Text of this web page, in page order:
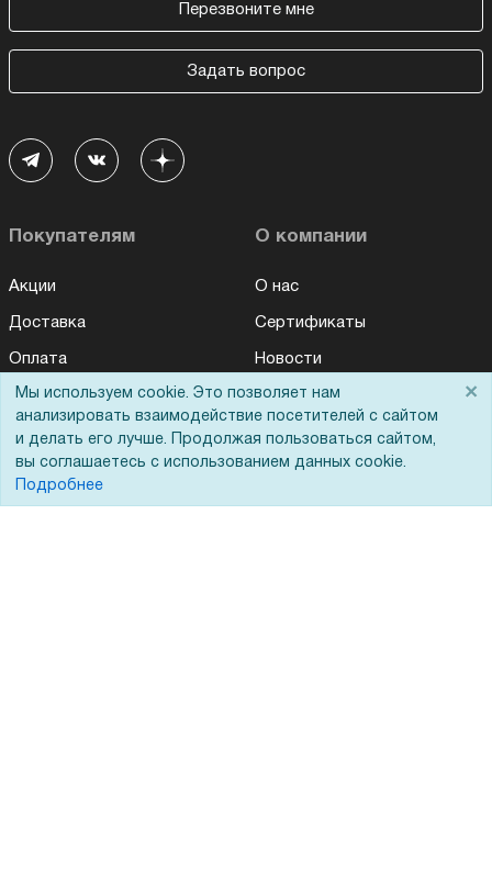
Перезвоните мне
Задать вопрос
Покупателям
Акции
Доставка
Оплата
Для дилеров
Кредитование
Госучреждениям
О компании
О нас
Сертификаты
Новости
Статьи
Демопоказ
Мы используем cookie. Это позволяет нам
анализировать взаимодействие посетителей с сайтом
и делать его лучше. Продолжая пользоваться сайтом,
вы соглашаетесь с использованием данных cookie.
Подробнее
×